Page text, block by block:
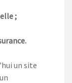
;
un site